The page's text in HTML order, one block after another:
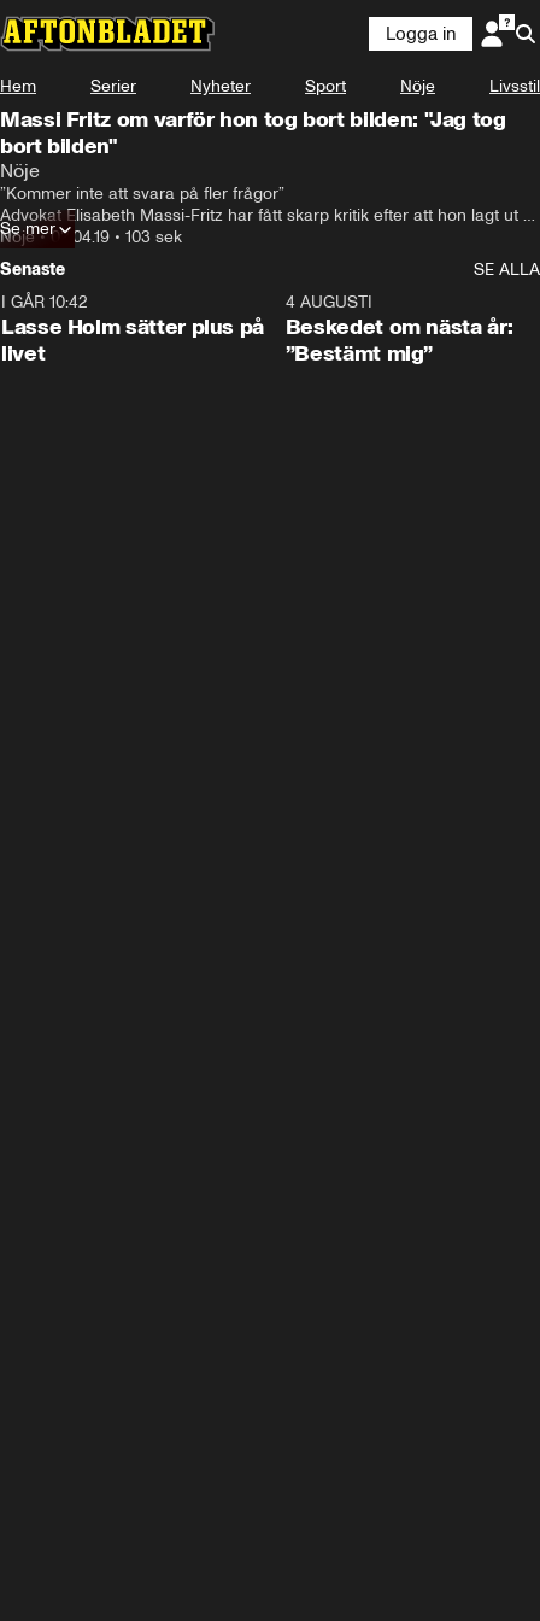
Logga in
Hem Serier Nyheter Sport Nöje Livsstil
Massi Fritz om varför hon tog bort bilden: "Jag tog
bort bilden"
Nöje
”Kommer inte att svara på fler frågor”
Advokat Elisabeth Massi-Fritz har fått skarp kritik efter att hon lagt ut
en bild på sin Instagram där Martin Timells adress står utskriven
Nöje•02.04.19 • 103 sek
Se mer
Senaste
SE ALLA
I GÅR 10:42
Lasse Holm sätter plus på
livet
4 AUGUSTI
Beskedet om nästa år:
”Bestämt mig”